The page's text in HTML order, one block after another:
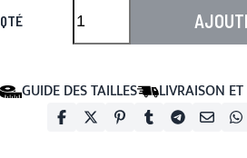
QTÉ
GUIDE DES TAILLES LIVRAISON